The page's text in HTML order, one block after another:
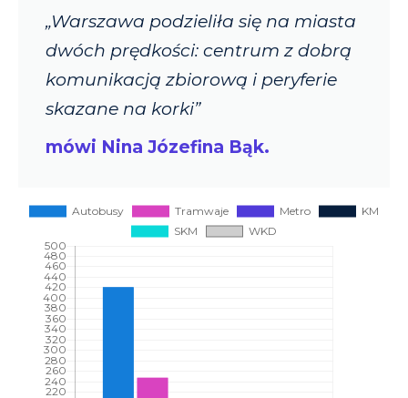
„Warszawa podzieliła się na miasta
dwóch prędkości: centrum z dobrą
komunikacją zbiorową i peryferie
skazane na korki”
mówi Nina Józefina Bąk.